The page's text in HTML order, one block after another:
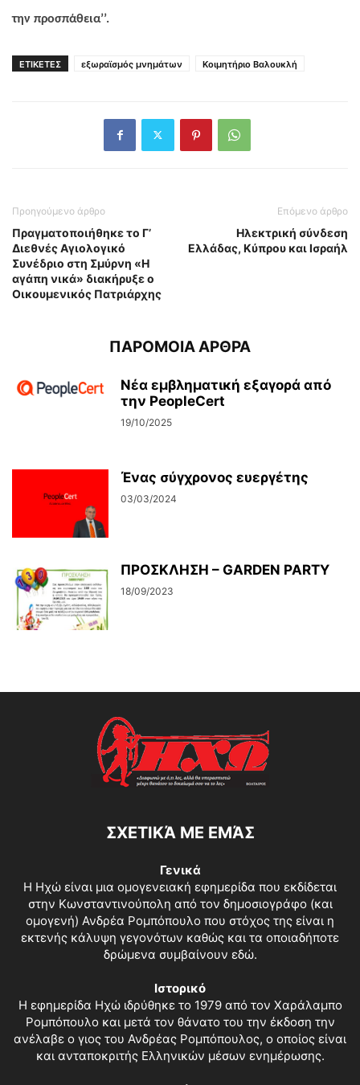
την προσπάθεια’’.
ΕΤΙΚΕΤΕΣ εξωραϊσμός μνημάτων Κοιμητήριο Βαλουκλή
Προηγούμενο άρθρο
Πραγματοποιήθηκε το Γ’
Διεθνές Αγιολογικό
Συνέδριο στη Σμύρνη «Η
αγάπη νικά» διακήρυξε ο
Οικουμενικός Πατριάρχης
Επόμενο άρθρο
Ηλεκτρική σύνδεση
Ελλάδας, Κύπρου και Ισραήλ
ΠΑΡΟΜΟΙΑ ΑΡΘΡΑ
Νέα εμβληματική εξαγορά από
την PeopleCert
19/10/2025
Ένας σύγχρονος ευεργέτης
03/03/2024
ΠΡΟΣΚΛΗΣΗ – GARDEN PARTY
18/09/2023
ΣΧΕΤΙΚΆ ΜΕ ΕΜΆΣ
Γενικά
Η Ηχώ είναι μια ομογενειακή εφημερίδα που εκδίδεται
στην Κωνσταντινούπολη από τον δημοσιογράφο (και
ομογενή) Ανδρέα Ρομπόπουλο που στόχος της είναι η
εκτενής κάλυψη γεγονότων καθώς και τα οποιαδήποτε
δρώμενα συμβαίνουν εδώ.
Ιστορικό
Η εφημερίδα Ηχώ ιδρύθηκε το 1979 από τον Χαράλαμπο
Ρομπόπουλο και μετά τον θάνατο του την έκδοση την
ανέλαβε ο γιος του Ανδρέας Ρομπόπουλος, ο οποίος είναι
και ανταποκριτής Ελληνικών μέσων ενημέρωσης.